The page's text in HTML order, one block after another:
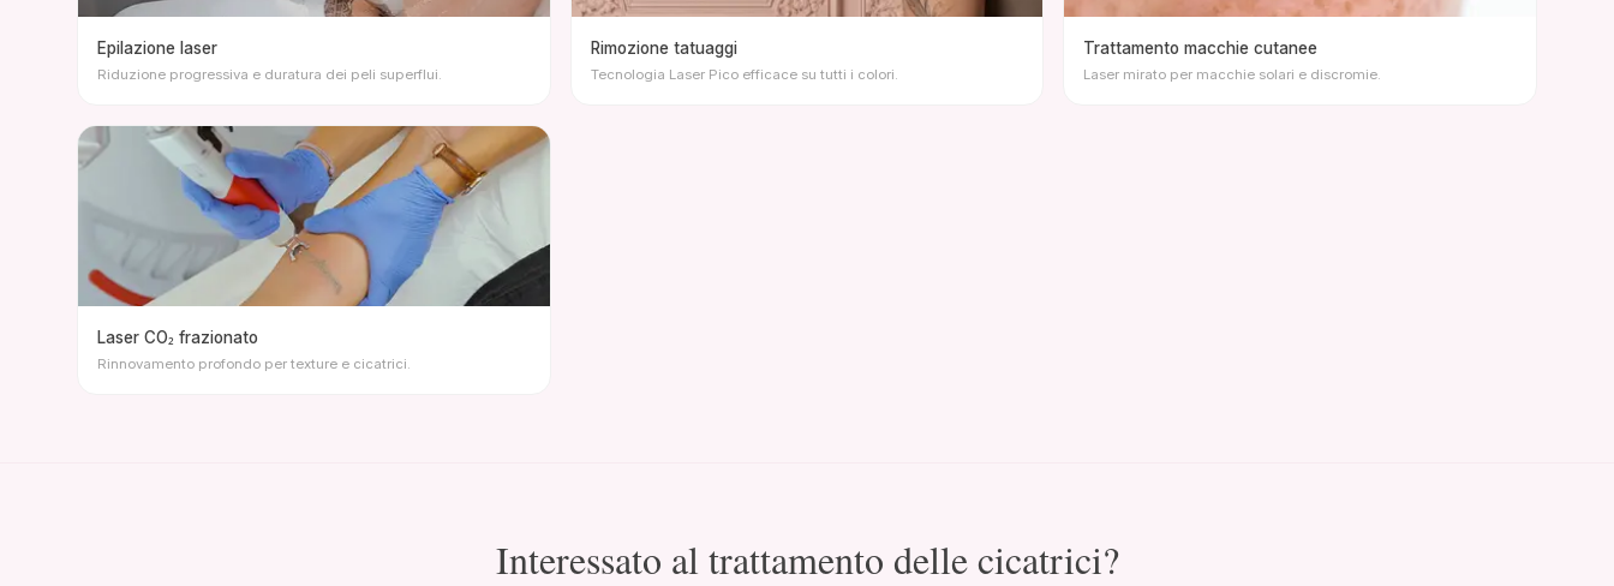
Epilazione laser
Riduzione progressiva e duratura dei peli superflui.
Rimozione tatuaggi
Tecnologia Laser Pico efficace su tutti i colori.
Trattamento macchie cutanee
Laser mirato per macchie solari e discromie.
Laser CO₂ frazionato
Rinnovamento profondo per texture e cicatrici.
Interessato al trattamento delle cicatrici?